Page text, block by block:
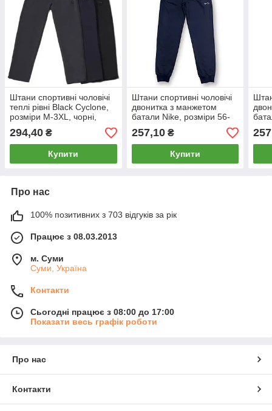
Штани спортивні чоловічі
теплі рівні Black Cyclone,
розміри M-3XL, чорні,
7116
294,40 ₴
Купити
Штани спортивні чоловічі
двонитка з манжетом
батали Nike, розміри 56-
64, темно-сині, 1201
257,10₴
Купити
64,
Про нас
100% позитивних з 703 відгуків за рік
Працює з 08.03.2013
м. Суми
Суми, Україна
Контакти
Сьогодні працює з 08:00 до 17:00
Показати весь графік роботи
Про нас
Контакти